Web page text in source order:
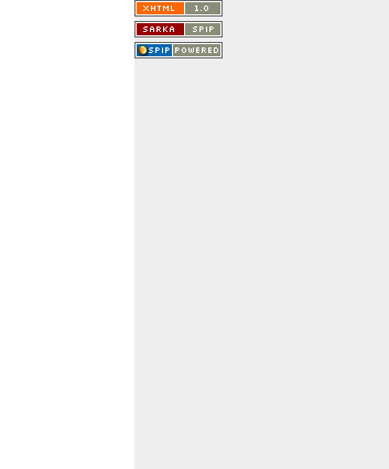
Saint-Nom.
Veuillez consulter le message du
service ci-dessous.
(401 - Invalid API key. Please see
https://openweathermap.org/faq#error401